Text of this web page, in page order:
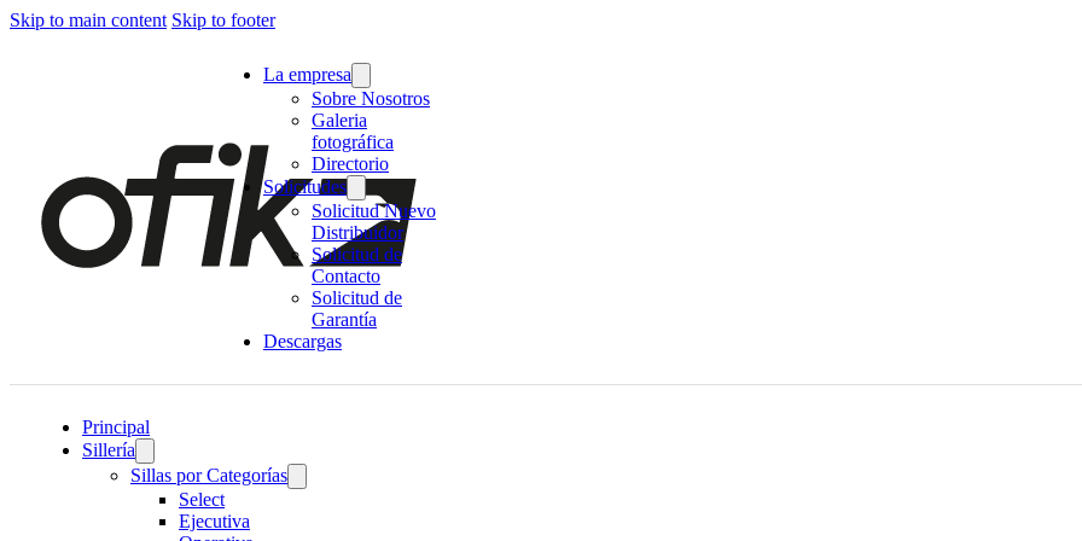
Skip to main content Skip to footer
La empresa
Sobre Nosotros
Galeria
fotográfica
Directorio
Solicitudes
Solicitud Nuevo
Distribuidor
Solicitud de
Contacto
Solicitud de
Garantía
Descargas
Principal
Sillería
Sillas por Categorías
Select
Ejecutiva